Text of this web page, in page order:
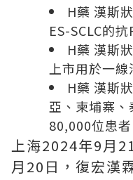
H藥 漢斯狀
ES-SCLC的
H藥 漢斯狀
上市用於一
H藥 漢斯狀
亞、柬埔寨
80,000位患者
上海2024年9月
月20日，復宏漢